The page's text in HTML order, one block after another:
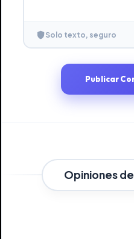
Solo texto, seguro
Publicar
Opiniones